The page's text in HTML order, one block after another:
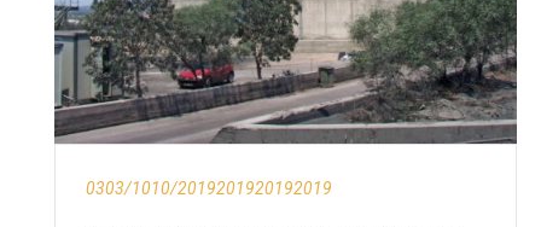
0303/1010/2019201920192019